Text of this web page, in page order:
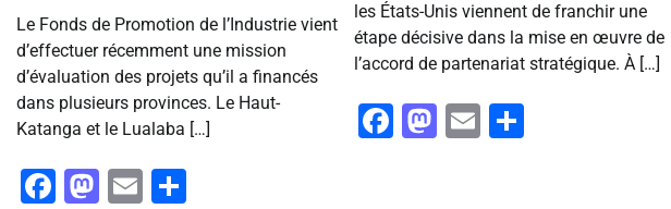
Le Fonds de Promotion de l’Industrie vient
d’effectuer récemment une mission
d’évaluation des projets qu’il a financés
dans plusieurs provinces. Le Haut-
Katanga et le Lualaba […]
Facebook
Mastodon
Email
les États-Unis viennent de franchir une
étape décisive dans la mise en œuvre de
l’accord de partenariat stratégique. À […]
Facebook
Mastodon
EmailPartager